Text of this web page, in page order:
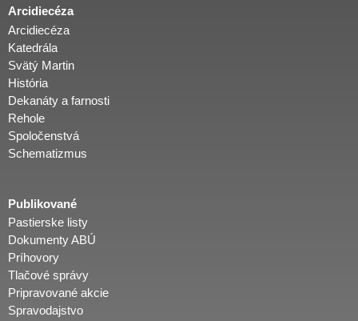
Arcidiecéza
Arcidiecéza
Katedrála
Svätý Martin
História
Dekanáty a farnosti
Rehole
Spoločenstvá
Schematizmus
Publikované
Pastierske listy
Dokumenty ABÚ
Príhovory
Tlačové správy
Pripravované akcie
Spravodajstvo